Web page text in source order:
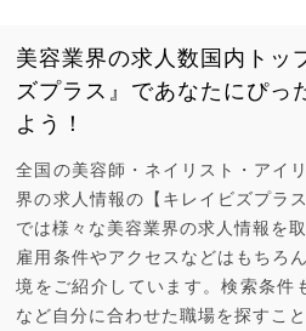
美容業界の求人数国内トッ
ズプラス』であなたにぴっ
よう！
全国の美容師・ネイリスト・アイ
界の求人情報の【キレイビズプラ
では様々な美容業界の求人情報を
雇用条件やアクセスなどはもちろ
境をご紹介しています。検索条件
など自分に合わせた職場を探すこ